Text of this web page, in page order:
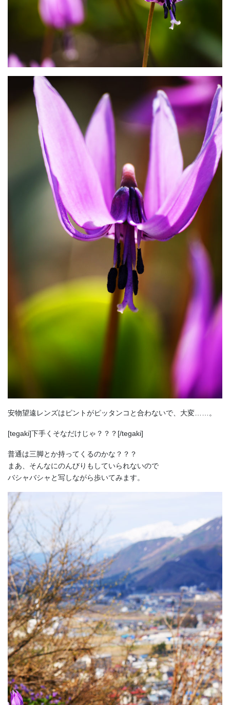
安物望遠レンズはピントがピッタンコと合わないで、大変……。
[tegaki]下手くそなだけじゃ？？？[/tegaki]
普通は三脚とか持ってくるのかな？？？
まあ、そんなにのんびりもしていられないので
バシャバシャと写しながら歩いてみます。